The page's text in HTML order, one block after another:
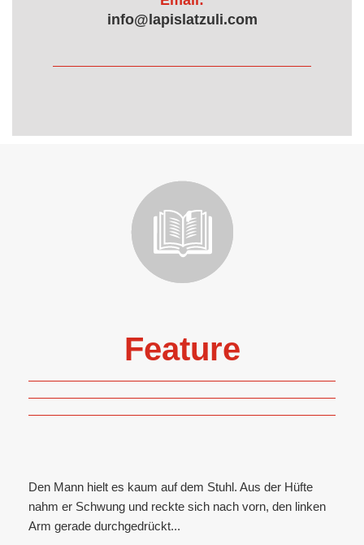
info@lapislatzuli.com
Feature
Den Mann hielt es kaum auf dem Stuhl. Aus der Hüfte
nahm er Schwung und reckte sich nach vorn, den linken
Arm gerade durchgedrückt...